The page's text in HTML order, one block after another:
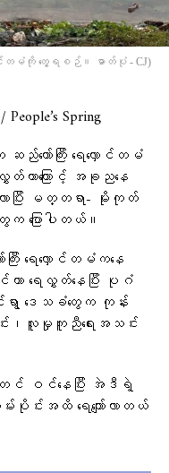
င်တမံကို တွေ့ရစဉ်။ ဓာတ်ပုံ - CJ)
Spring
တော်ကြီး ရေလှောင်တမံ
တာကြောင့် အခု‌‌ညနေ
လာပြီး မတ္တရာ- မိုးကုတ်
က ပြောပါတယ်။
ြီး ရေလှောင်တမံကနေ
ရေလွှတ်နေပြီး ပုဂံ
င်းရွာ ဒေသခံတွေက ‌‌‌‌‌‌‌‌‌‌‌‌‌‌‌‌‌‌‌‌‌‌‌‌‌ကုန်း
င်း၊လူမှုကူညီရေးအသင်း
င် ဝင်နေပြီး အဲဒီ‌‌ရဲ့
င်းအထိ ရေကျော်လာတယ်